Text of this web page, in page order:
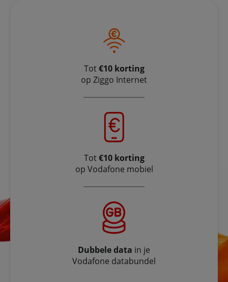
Tot€10 korting
op Ziggo Internet
Tot€10 korting
op Vodafone mobiel
Dubbele data in je
Vodafone databundel